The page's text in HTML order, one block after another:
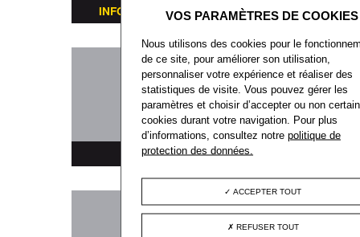
INFORMATIONS TRANSPORTS
PLAN DE LA VILLE
Nous utilisons des cookies pour le
de ce site, pour améliorer son utilisation,
personnaliser votre expérience et réaliser des
statistiques de visite. Vous pouvez gérer les
paramètres et choisir d’accepter ou non
cookies durant votre navigation. Pour plus
d’informations, consultez notrepolitique de
protection des données.
ACCEPTER TOUT
REFUSER TOUT